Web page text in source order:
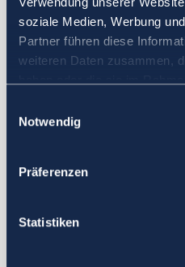
soziale Medien, Werbung
Partner führen diese
weiteren Daten zusammen,
Notwendig
Präferenzen
Statistiken